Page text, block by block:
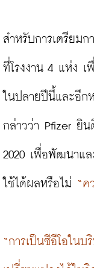
สำหรับการเตรียม
ที่โรงงาน 4 แห่ง เ
ในปลายปีนี้และอีก
กล่าวว่า Pfizer ยิน
2020 เพื่อพัฒนาแ
ใช้ได้ผลหรือไม่ “ค
“การเป็นซีอีโอในบ